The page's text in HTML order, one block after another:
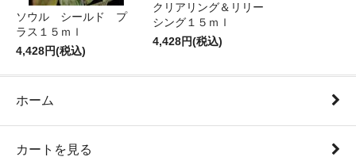
ソウル シールド プ
ラス１５ｍｌ
4,428円(税込)
クリアリング＆リリー
シング１５ｍｌ
4,428円(税込)
ホーム
カートを見る